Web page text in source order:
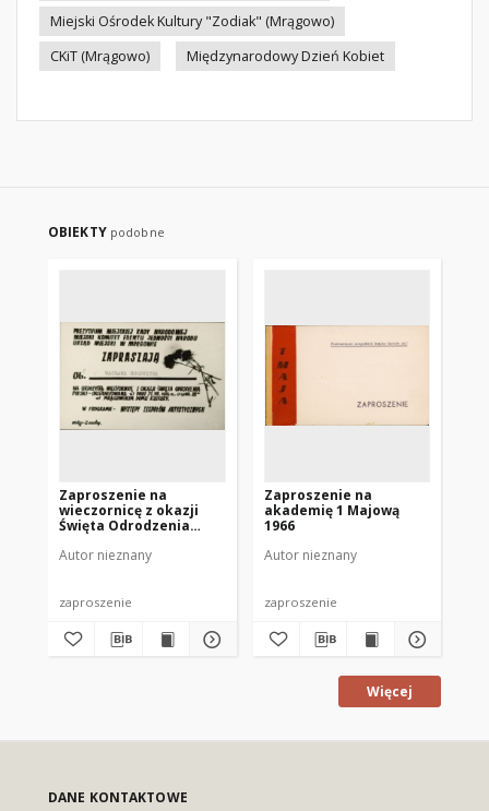
Miejski Ośrodek Kultury "Zodiak" (Mrągowo)
CKiT (Mrągowo)
Międzynarodowy Dzień Kobiet
OBIEKTY podobne
Zaproszenie na
wieczornicę z okazji
Święta Odrodzenia
Autor nieznany
zaproszenie
Zaproszenie na
akademię 1 Majową
1966
Autor nieznany
zaproszenie
Więcej
DANE KONTAKTOWE